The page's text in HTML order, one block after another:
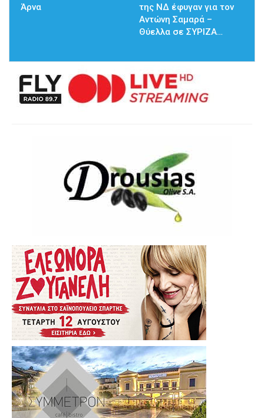
Άρνα
της ΝΔ έφυγαν για τον
Αντώνη Σαμαρά –
Θύελλα σε ΣΥΡΙΖΑ…